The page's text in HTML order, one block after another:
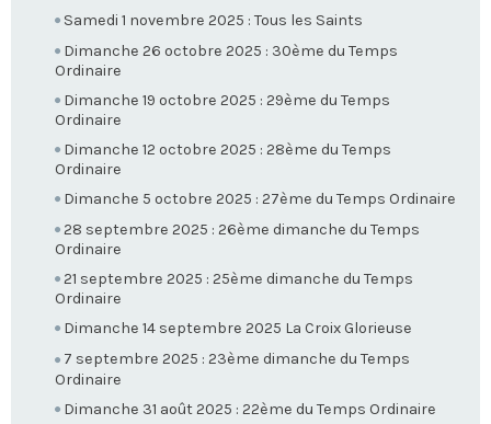
Samedi 1 novembre 2025 : Tous les Saints
Dimanche 26 octobre 2025 : 30ème du Temps
Ordinaire
Dimanche 19 octobre 2025 : 29ème du Temps
Ordinaire
Dimanche 12 octobre 2025 : 28ème du Temps
Ordinaire
Dimanche 5 octobre 2025 : 27ème du Temps Ordinaire
28 septembre 2025 : 26ème dimanche du Temps
Ordinaire
21 septembre 2025 : 25ème dimanche du Temps
Ordinaire
Dimanche 14 septembre 2025 La Croix Glorieuse
7 septembre 2025 : 23ème dimanche du Temps
Ordinaire
Dimanche 31 août 2025 : 22ème du Temps Ordinaire